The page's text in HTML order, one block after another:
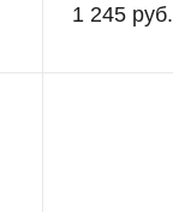
1 245 руб.